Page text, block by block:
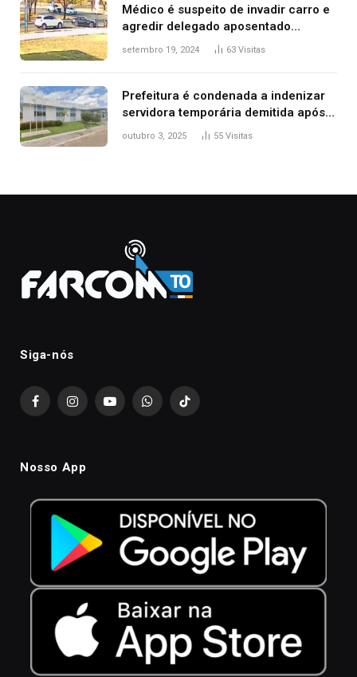
Médico é suspeito de invadir carro e
agredir delegado aposentado
durante confusão no trânsito
setembro 19, 2024 63 Visitas
Prefeitura é condenada a indenizar
servidora temporária demitida após
nascimento da filha
outubro 3, 2025 55 Visitas
Siga-nós
FacebookInstagramYouTubeWhatsAppTikTok
Nosso App